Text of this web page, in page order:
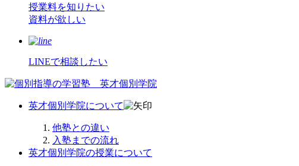
授業料を知 りたい
資料が欲 しい
LINEで相談したい
英才個別学院について
他塾との違い
入塾までの流れ
英才個別学院の授業について